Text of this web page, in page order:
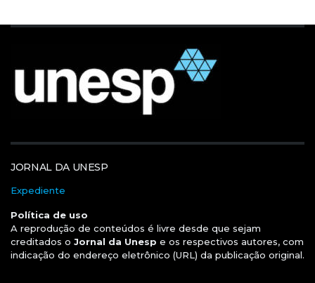
JORNAL DA UNESP
Expediente
Política de uso
A reprodução de conteúdos é livre desde que sejam
creditados o Jornal da Unesp e os respectivos autores, com
indicação do endereço eletrônico (URL) da publicação original.